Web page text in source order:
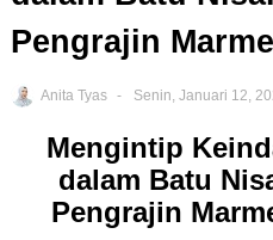
Pengrajin
Anita Tyas Senin, Januari 12,
Mengintip
dalam Batu
Pengrajin